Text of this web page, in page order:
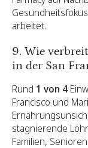
arbeitet.
9. Wie
in der San
Rund 1 von 4
Francisco und
stagnierende
Familien,